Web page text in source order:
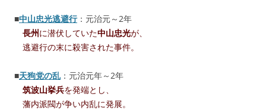
■中山忠光逃避行：元治元～2年
長州に潜伏していた中山忠光が、
逃避行の末に殺害された事件。
■天狗党の乱 ：元治元年～2年
筑波山挙兵を発端とし、
藩内派閥が争い内乱に発展。